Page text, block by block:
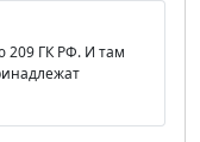
209 ГК РФ. И там